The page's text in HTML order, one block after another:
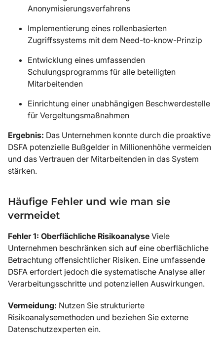
Anonymisierungsverfahrens
Implementierung eines rollenbasierten
Zugriffssystems mit dem Need-to-know-Prinzip
Entwicklung eines umfassenden
Schulungsprogramms für alle beteiligten
Mitarbeitenden
Einrichtung einer unabhängigen Beschwerdestelle
für Vergeltungsmaßnahmen
Ergebnis: Das Unternehmen konnte durch die proaktive
DSFA potenzielle Bußgelder in Millionenhöhe vermeiden
und das Vertrauen der Mitarbeitenden in das System
stärken.
Häufige Fehler und wie man sie
vermeidet
Fehler 1: Oberflächliche Risikoanalyse Viele
Unternehmen beschränken sich auf eine oberflächliche
Betrachtung offensichtlicher Risiken. Eine umfassende
DSFA erfordert jedoch die systematische Analyse aller
Verarbeitungsschritte und potenziellen Auswirkungen.
Vermeidung: Nutzen Sie strukturierte
Risikoanalysemethoden und beziehen Sie externe
Datenschutzexperten ein.